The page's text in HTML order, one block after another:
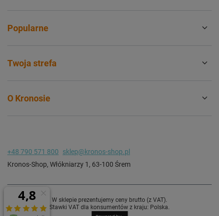
Popularne
Twoja strefa
O Kronosie
+48 790 571 800
sklep@kronos-shop.pl
Kronos-Shop, Włókniarzy 1 , 63-100 Śrem
W sklepie prezentujemy ceny brutto (z VAT).
Stawki VAT dla konsumentów z kraju: Polska.